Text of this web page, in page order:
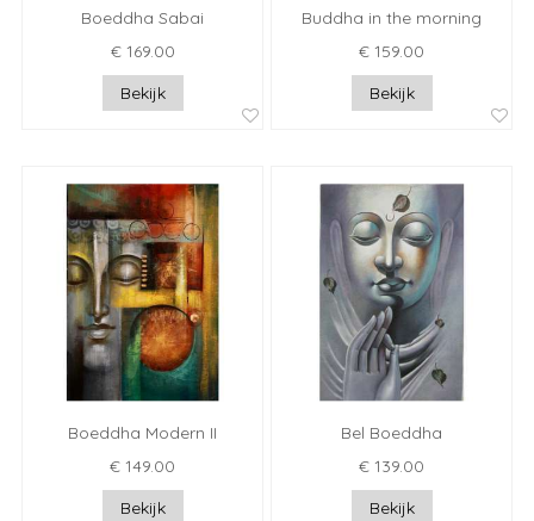
Boeddha Sabai
€ 169.00
Bekijk
Buddha in the morning
€ 159.00
Bekijk
Boeddha Modern II
€ 149.00
Bekijk
Bel Boeddha
€ 139.00
Bekijk